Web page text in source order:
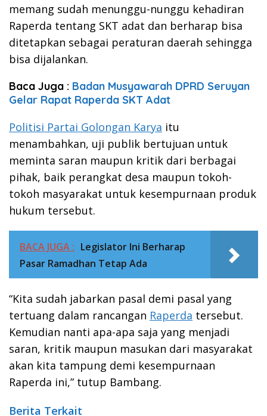
memang sudah menunggu-nunggu kehadiran
Raperda tentang SKT adat dan berharap bisa
ditetapkan sebagai peraturan daerah sehingga
bisa dijalankan.
Baca Juga : Badan Musyawarah DPRD Seruyan
Gelar Rapat Raperda SKT Adat
Politisi Partai Golongan Karya itu
menambahkan, uji publik bertujuan untuk
meminta saran maupun kritik dari berbagai
pihak, baik perangkat desa maupun tokoh-
tokoh masyarakat untuk kesempurnaan produk
hukum tersebut.
BACA JUGA : Legislator Ini Berharap
Pasar Ramadhan Tetap Ada
“Kita sudah jabarkan pasal demi pasal yang
tertuang dalam rancangan Raperda tersebut.
Kemudian nanti apa-apa saja yang menjadi
saran, kritik maupun masukan dari masyarakat
akan kita tampung demi kesempurnaan
Raperda ini,” tutup Bambang.
Berita Terkait